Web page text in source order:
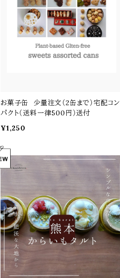
お菓子缶 少量注文（2缶まで）宅配コン
パクト（送料一律500円）送付
¥1,250